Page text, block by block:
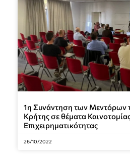
1η Συνάντηση των Μεντόρων
Κρήτης σε θέματα
Επιχειρηματικότητας
26/10/2022